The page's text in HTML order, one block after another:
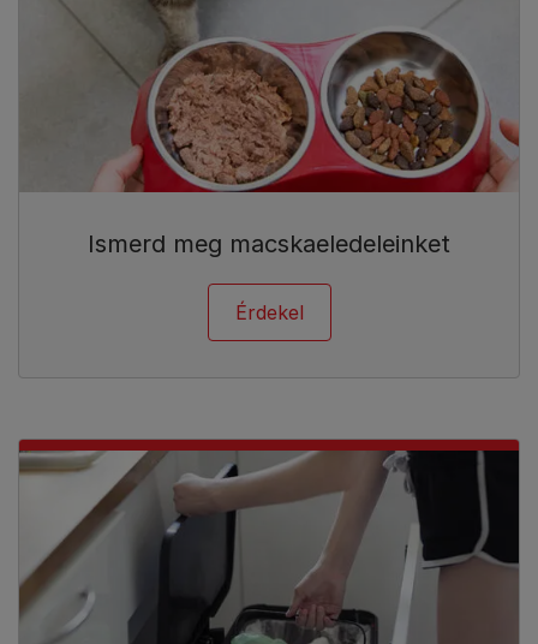
Ismerd meg macskaeledeleinket
Érdekel